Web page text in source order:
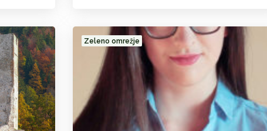
Zeleno omrežje